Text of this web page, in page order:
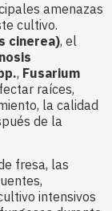
amenazas
cultivo.
cinerea), el
, Fusarium
raíces,
la calidad
de la
fresa, las
intensivos